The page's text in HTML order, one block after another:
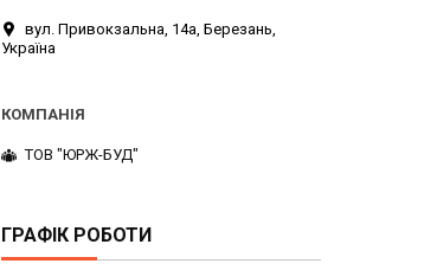
вул. Привокзальна, 14а, Березань,
Україна
ТОВ "ЮРЖ-БУД"
ГРАФІК РОБОТИ